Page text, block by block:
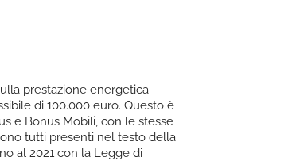
prestazione energetica
di 100.000 euro. Questo è
e Bonus Mobili, con le stesse
tutti presenti nel testo della
al 2021 con la Legge di